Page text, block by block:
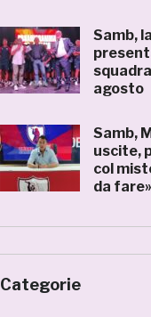
Samb, la
agosto
Samb,
uscite,
col
da fare»
Categorie